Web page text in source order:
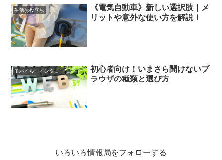
生活お役立ち
《電気自動車》新しい選択肢｜メ
リットや意外な使い方を解説！
モバイル・インターネット
初心者向け！いまさら聞けないブ
ラウザの種類と選び方
いろいろ情報局をフォローする